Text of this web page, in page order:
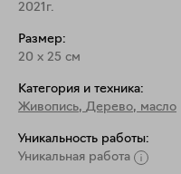
2021г.
Размер:
20 x 25 см
Категория и техника:
Живопись, Дерево, масло
Уникальность работы:
Уникальная работа